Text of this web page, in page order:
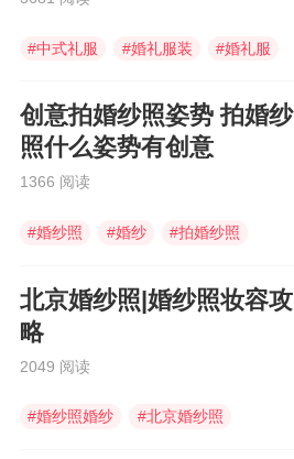
#中式礼服 #婚礼服装 #婚礼服
创意拍婚纱照姿势 拍婚纱
照什么姿势有创意
1366 阅读
#婚纱照 #婚纱 #拍婚纱照
北京婚纱照|婚纱照妆容攻
略
2049 阅读
#婚纱照婚纱 #北京婚纱照